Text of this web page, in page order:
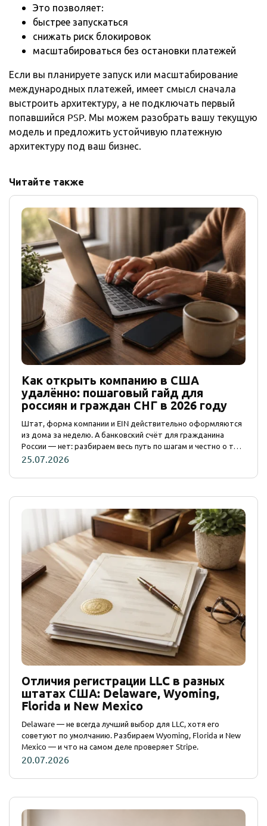
Это позволяет:
быстрее запускаться
снижать риск блокировок
масштабироваться без остановки платежей
Если вы планируете запуск или масштабирование
международных платежей, имеет смысл сначала
выстроить архитектуру, а не подключать первый
попавшийся PSP. Мы можем разобрать вашу текущую
модель и предложить устойчивую платежную
архитектуру под ваш бизнес.
Читайте также
Как открыть компанию в США
удалённо: пошаговый гайд для
россиян и граждан СНГ в 2026 году
Штат, форма компании и EIN действительно оформляются
из дома за неделю. А банковский счёт для гражданина
России — нет: разбираем весь путь по шагам и честно о том,
где ломается «удалённость».
25.07.2026
Отличия регистрации LLC в разных
штатах США: Delaware, Wyoming,
Florida и New Mexico
Delaware — не всегда лучший выбор для LLC, хотя его
советуют по умолчанию. Разбираем Wyoming, Florida и New
Mexico — и что на самом деле проверяет Stripe.
20.07.2026